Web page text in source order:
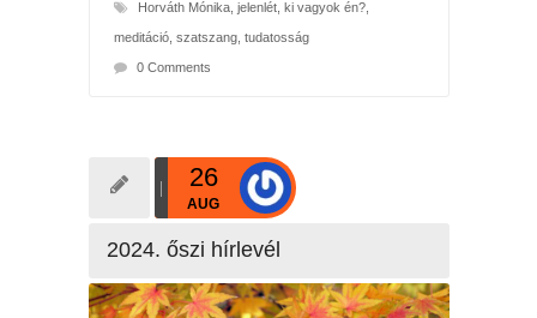
Horváth Mónika, jelenlét, ki vagyok én?,
meditáció, szatszang, tudatosság
0 Comments
26
AUG
2024. őszi hírlevél